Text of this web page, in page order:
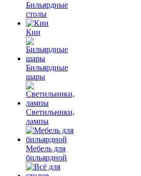
Бильярдные
столы
Кии
Бильярдные
шары
Светильники,
лампы
Мебель для
бильярдной